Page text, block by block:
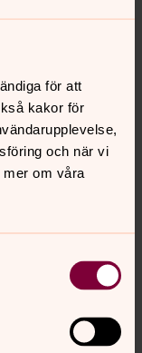
för att
kakor för
och när vi
mer om våra
sång slår
världen och
Hon brukar
och Monica
scennärvaro
med publiken.